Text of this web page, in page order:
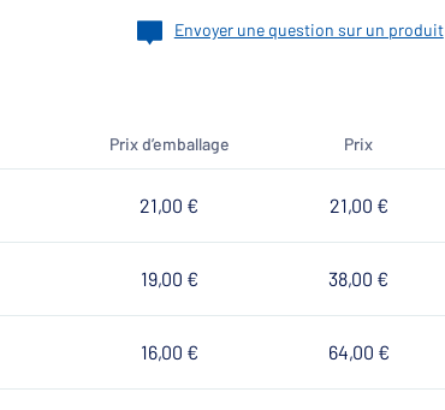
Envoyer une question sur un produit
Prix d’emballage Prix
21,00 € 21,00 €
19,00 € 38,00 €
16,00 € 64,00 €